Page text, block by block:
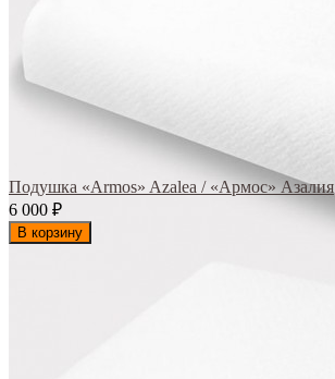
Подушка «Armos» Azalea / «Армос» Азалия
6 000 ₽
В корзину